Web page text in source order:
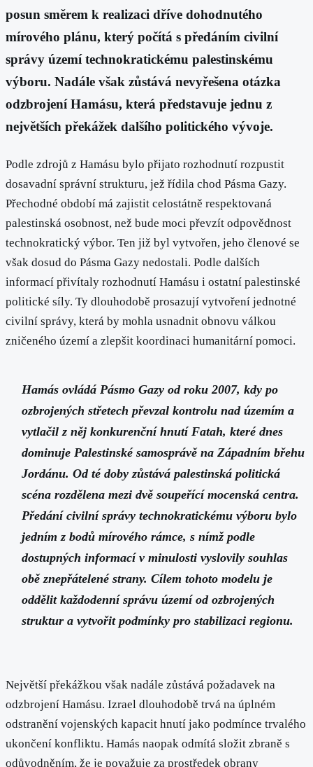
posun směrem k realizaci dříve dohodnutého
mírového plánu, který počítá s předáním civilní
správy území technokratickému palestinskému
výboru. Nadále však zůstává nevyřešena otázka
odzbrojení Hamásu, která představuje jednu z
největších překážek dalšího politického vývoje.
Podle zdrojů z Hamásu bylo přijato rozhodnutí rozpustit
dosavadní správní strukturu, jež řídila chod Pásma Gazy.
Přechodné období má zajistit celostátně respektovaná
palestinská osobnost, než bude moci převzít odpovědnost
technokratický výbor. Ten již byl vytvořen, jeho členové se
však dosud do Pásma Gazy nedostali. Podle dalších
informací přivítaly rozhodnutí Hamásu i ostatní palestinské
politické síly. Ty dlouhodobě prosazují vytvoření jednotné
civilní správy, která by mohla usnadnit obnovu válkou
zničeného území a zlepšit koordinaci humanitární pomoci.
Hamás ovládá Pásmo Gazy od roku 2007, kdy po
ozbrojených střetech převzal kontrolu nad územím a
vytlačil z něj konkurenční hnutí Fatah, které dnes
dominuje Palestinské samosprávě na Západním břehu
Jordánu. Od té doby zůstává palestinská politická
scéna rozdělena mezi dvě soupeřící mocenská centra.
Předání civilní správy technokratickému výboru bylo
jedním z bodů mírového rámce, s nímž podle
dostupných informací v minulosti vyslovily souhlas
obě znepřátelené strany. Cílem tohoto modelu je
oddělit každodenní správu území od ozbrojených
struktur a vytvořit podmínky pro stabilizaci regionu.
Největší překážkou však nadále zůstává požadavek na
odzbrojení Hamásu. Izrael dlouhodobě trvá na úplném
odstranění vojenských kapacit hnutí jako podmínce trvalého
ukončení konfliktu. Hamás naopak odmítá složit zbraně s
odůvodněním, že je považuje za prostředek obrany